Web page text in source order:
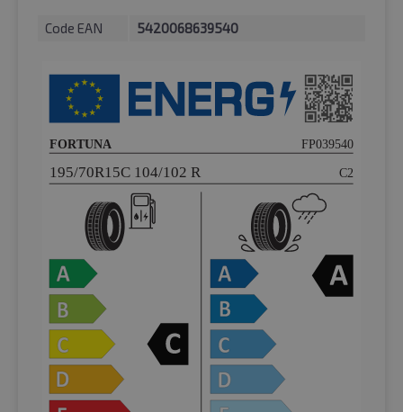
Code EAN 5420068639540